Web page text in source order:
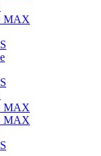
MAX
MAX
MAX